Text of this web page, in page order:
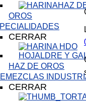
HAZ
OROS
CERRAR
HAZ DE OROS
CERRAR